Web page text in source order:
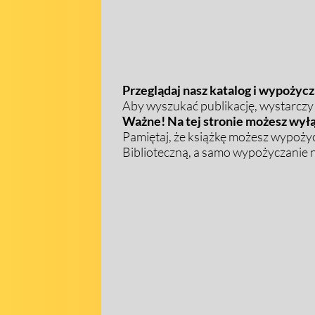
Przeglądaj nasz katalog i
Aby wyszukać publikację,
Ważne! Na tej stronie możesz
Pamiętaj, że książkę możesz
Biblioteczną, a samo wypożyczanie